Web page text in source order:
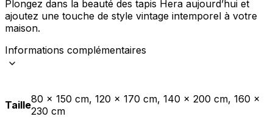
Plongez dans la beauté des tapis Hera aujourd’hui et
ajoutez une touche de style vintage intemporel à votre
maison.
Informations complémentaires
Taille80 x 150 cm, 120 x 170 cm, 140 x 200 cm, 160 x
230 cm